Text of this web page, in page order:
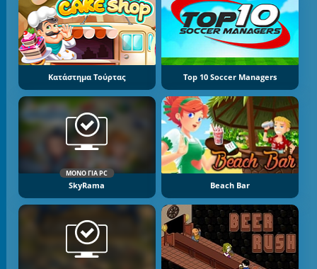
Κατάστημα Τούρτας Top 10 Soccer Managers
ΜΌΝΟ ΓΙΑ PC
SkyRama Beach Bar